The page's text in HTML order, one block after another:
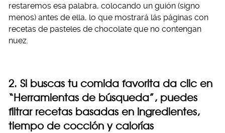
restaremos esa palabra, colocando un guión (signo
menos) antes de ella, lo que mostrará lás páginas con
recetas de pasteles de chocolate que no contengan
nuez.
2. Si buscas tu comida favorita da clic en
“Herramientas de búsqueda”, puedes
filtrar recetas basadas en ingredientes,
tiempo de cocción y calorías